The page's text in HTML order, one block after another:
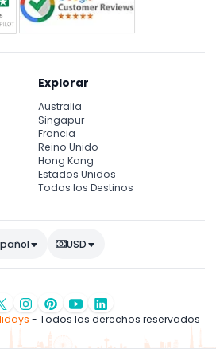
Explorar
Australia
Singapur
Francia
Reino Unido
Hong Kong
Estados Unidos
Todos los Destinos
USD
- Todos los derechos reservados